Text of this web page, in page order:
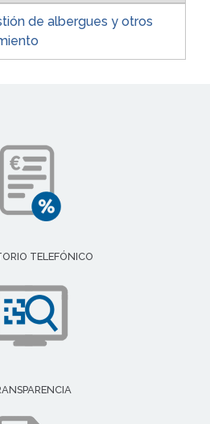
de albergues y otros
TELEFÓNICO